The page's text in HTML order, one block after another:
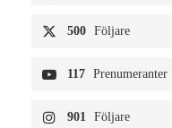
500 Följare
117 Prenumeranter
901 Följare